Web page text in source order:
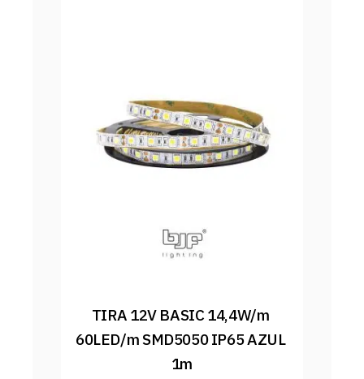
TIRA 12V BASIC 14,4W/m
60LED/m SMD5050 IP65 AZUL
1m